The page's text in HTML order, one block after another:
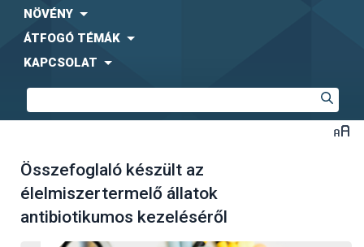
NÖVÉNY
ÁTFOGÓ TÉMÁK
KAPCSOLAT
Összefoglaló készült az
élelmiszertermelő állatok
antibiotikumos kezeléséről